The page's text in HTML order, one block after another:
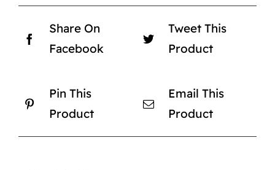
Share On
Facebook
Tweet This
Product
Pin This
Product
Email This
Product